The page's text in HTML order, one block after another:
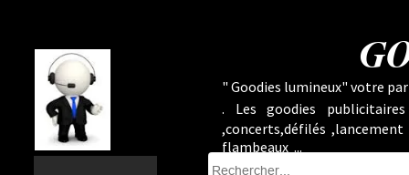
" Goodies lumineux" votre
. Les goodies
,concerts,défilés
flambeaux ...